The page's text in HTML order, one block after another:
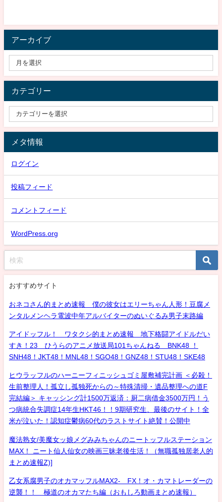
アーカイブ
カテゴリー
メタ情報
ログイン
投稿フィード
コメントフィード
WordPress.org
おすすめサイト
おネコさん的まとめ速報 僕の彼女はエリーちゃん人形！豆腐メ
ンタルメンヘラ電波中年アルバイターのぬいぐるみ男子末路編
アイドッフル！ ワタクシ的まとめ速報 地下格闘アイドルだい
すき！23 ひうらのアニメ放送局101ちゃんねる BNK48 ！
SNH48！JKT48！MNL48！SGO48！GNZ48！STU48！SKE48
ヒウラッフルのハーニーフィニッシュゴミ屋敷補完計画 ＜必殺！
生前整理人！孤立し孤独死からの～特殊清掃・遺品整理への道F
完結編＞ キャッシング計1500万返済：厨二病借金3500万円！う
つ病統合失調症14年生HKT46！！9期研究生、最後のサイト！全
米が泣いた！認知症鬱病60代のラストサイト絶賛！公開中
魔法熟女/美魔女ッ娘メグみみちゃんのニートッフルステーション
MAX！ ニート仙人仙女の映画三昧老後生活！（無職孤独居老人的
まとめ速報Z)]
乙女系腐男子のオカマッフルMAX2- FX！オ・カマトレーダーの
逆襲！！ 極道のオカマたち編（おもしろ動画まとめ速報）